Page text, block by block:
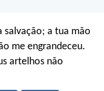
salvação; a tua mão
me engrandeceu.
artelhos não